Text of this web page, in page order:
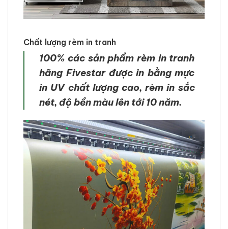
Chất lượng rèm in tranh
100% các sản phẩm rèm in tranh
hãng Fivestar được in bằng mực
in UV chất lượng cao, rèm in sắc
nét, độ bền màu lên tới 10 năm.